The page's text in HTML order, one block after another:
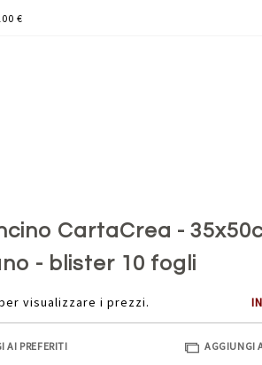
€
CartaCrea -
- blister 10 fogli
visualizzare i prezzi.
AI PREFERITI AGGIUNGI